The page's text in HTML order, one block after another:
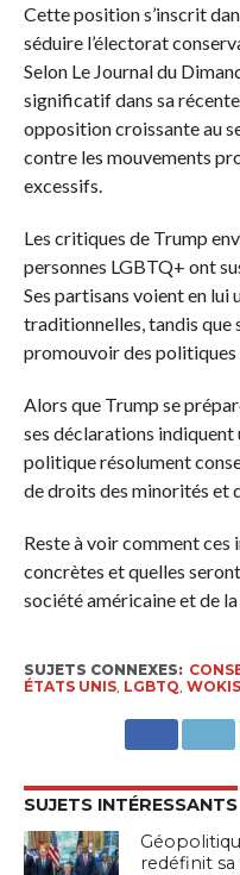
Cette position s’inscrit
séduire l’électorat
Selon Le Journal du
significatif dans sa
opposition croissante au
contre les mouvements
excessifs.
Les critiques de Trump
personnes LGBTQ+ ont
Ses partisans voient en lui
traditionnelles, tandis que
promouvoir des
Alors que Trump se
ses déclarations indiquent
politique résolument
de droits des minorités et
Reste à voir comment
concrètes et quelles
société américaine et de
SUJETS CONNEXES:
ÉTATS UNIS, LGBTQ
SUJETS INTÉRESSANTS
redéfinit sa